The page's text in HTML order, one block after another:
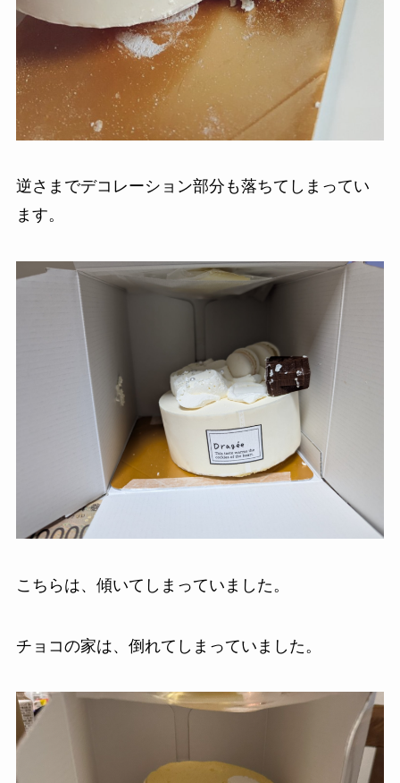
逆さまでデコレーション部分も落ちてしまってい
ます。
こちらは、傾いてしまっていました。
チョコの家は、倒れてしまっていました。